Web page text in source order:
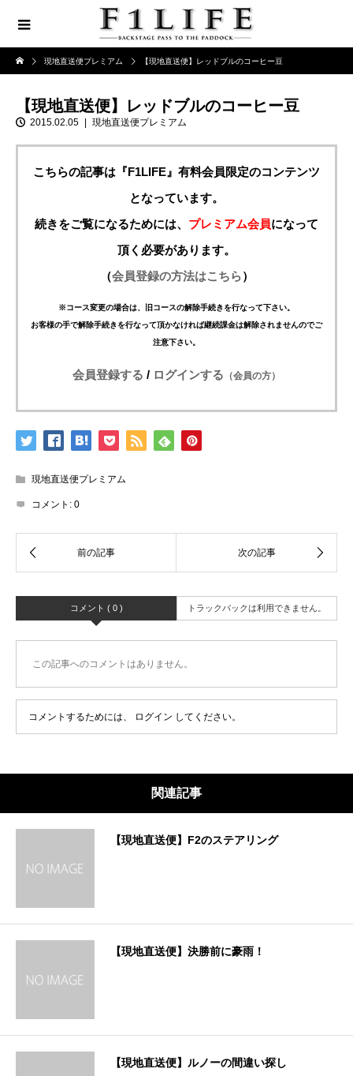
現地直送便プレミアム 【現地直送便】レッドブルのコーヒー豆
【現地直送便】レッドブルのコーヒー豆
2015.02.05 現地直送便プレミアム
こちらの記事は『F1LIFE』有料会員限定のコンテンツ
となっています。
続きをご覧になるためには、 プレミアム会員になって
頂く必要があります。
（会員登録の方法はこちら）
※コース変更の場合は、旧コースの解除手続きを行なって下さい。
お客様の手で解除手続きを行なって頂かなければ継続課金は解除されませんのでご
注意下さい。
会員登録する / ログインする （会員の方）
現地直送便プレミアム
コメント: 0
コメント ( 0 ) トラックバックは利用できません。
この記事へのコメントはありません。
コメントするためには、 ログイン してください。
関連記事
【現地直送便】F2のステアリング
【現地直送便】決勝前に豪雨！
【現地直送便】ルノーの間違い探し